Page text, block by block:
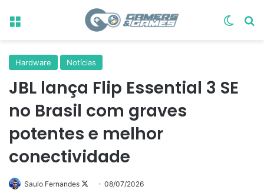
Menu
Hardware Notícias
JBL lança Flip Essential 3 SE
no Brasil com graves
potentes e melhor
conectividade
Saulo Fernandes
Follow08/07/2026